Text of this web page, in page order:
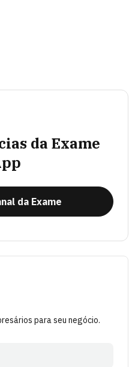
da Exame
da Exame
para seu negócio.